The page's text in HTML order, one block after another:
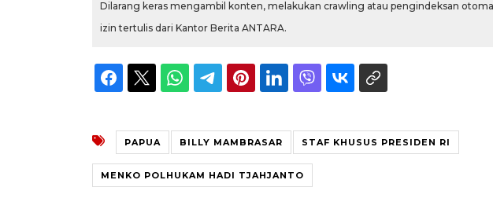
Dilarang keras mengambil konten, melakukan crawling atau pengindeksan
izin tertulis dari Kantor Berita ANTARA.
PAPUA BILLY MAMBRASAR STAF KHUSUS PRESIDEN RI
MENKO POLHUKAM HADI TJAHJANTO